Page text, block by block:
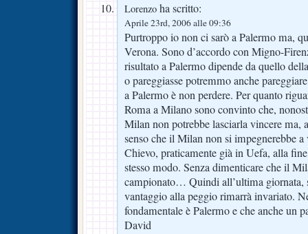
Lorenzo ha scritto:
Aprile 23rd, 2006 alle 09:36
Purtroppo io non ci sarò a Palermo ma,
Verona. Sono d’accordo con Migno-
risultato a Palermo dipende da quello
o pareggiasse potremmo anche
a Palermo è non perdere. Per quanto
Roma a Milano sono convinto che,
Milan non potrebbe lasciarla vincere ma,
senso che il Milan non si impegnerebbe
Chievo, praticamente già in Uefa, alla
stesso modo. Senza dimenticare che il
campionato… Quindi all’ultima giornata,
vantaggio alla peggio rimarrà invariato.
fondamentale è Palermo e che anche un
David